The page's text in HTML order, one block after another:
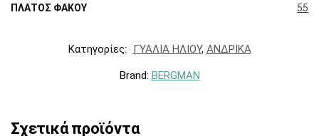
ΠΛΑΤΟΣ ΦΑΚΟΥ 55
Κατηγορίες: ΓΥΑΛΙΑ ΗΛΙΟΥ, ΑΝΔΡΙΚΑ
Brand: BERGMAN
Σχετικά προϊόντα